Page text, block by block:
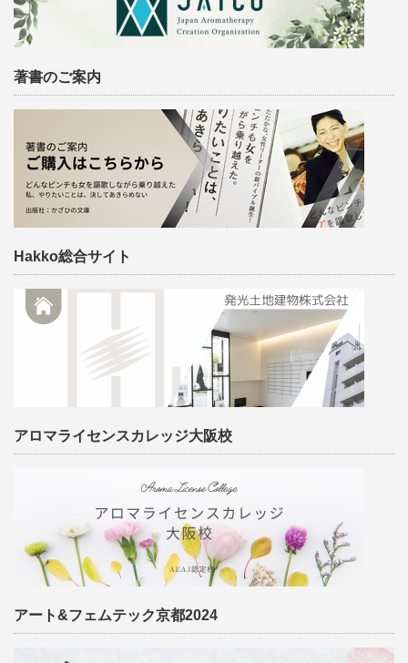
著書のご案内
Hakko総合サイト
アロマライセンスカレッジ大阪校
アート&フェムテック京都2024